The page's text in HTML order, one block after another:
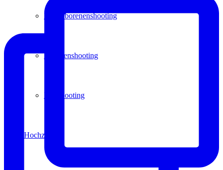
Neugeborenenshooting
Familienshooting
Paarshooting
Hochzeit